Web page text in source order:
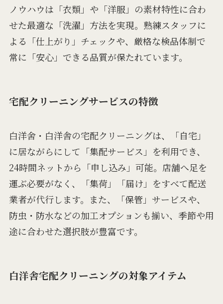
ノウハウは「衣類」や「洋服」の素材特性に合わ
せた最適な「洗濯」方法を実現。熟練スタッフに
よる「仕上がり」チェックや、厳格な検品体制で
常に「安心」できる品質が保たれています。
宅配クリーニングサービスの特徴
白洋舍・白洋舎の宅配クリーニングは、「自宅」
に居ながらにして「集配サービス」を利用でき、
24時間ネットから「申し込み」可能。店舗へ足を
運ぶ必要がなく、「集荷」「届け」をすべて配送
業者が代行します。また、「保管」サービスや、
防虫・防水などの加工オプションも揃い、季節や用
途に合わせた選択肢が豊富です。
白洋舎宅配クリーニングの対象アイテム